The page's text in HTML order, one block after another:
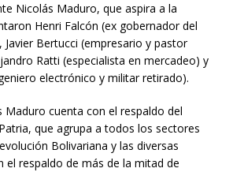
Nicolás Maduro, que aspira a la
Henri Falcón (ex gobernador del
Bertucci (empresario y pastor
Ratti (especialista en mercadeo) y
electrónico y militar retirado).
Maduro cuenta con el respaldo del
que agrupa a todos los sectores
Bolivariana y las diversas
el respaldo de más de la mitad de